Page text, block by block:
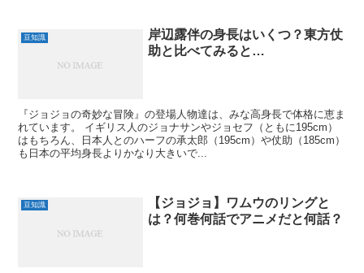
豆知識
岸辺露伴の身長はいくつ？東方仗
助と比べてみると…
『ジョジョの奇妙な冒険』の登場人物達は、みな高身長で体格に恵ま
れています。 イギリス人のジョナサンやジョセフ（ともに195cm）
はもちろん、日本人とのハーフの承太郎（195cm）や仗助（185cm）
も日本の平均身長よりかなり大きいで...
豆知識
【ジョジョ】ワムウのリングと
は？何巻何話でアニメだと何話？